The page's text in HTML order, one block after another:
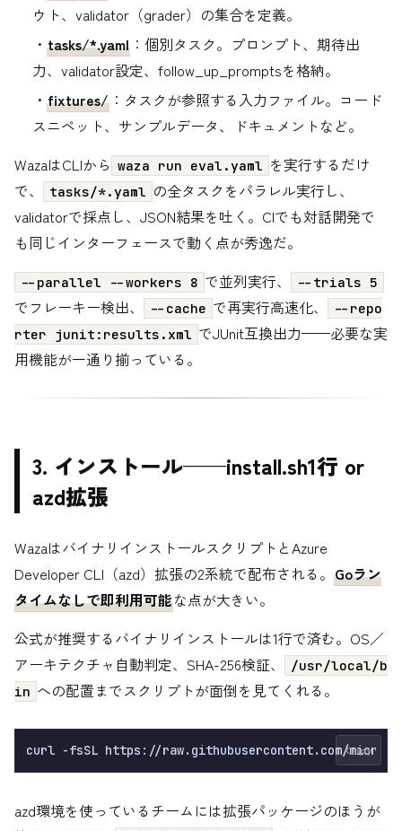
ウト、validator（grader）の集合を定義。
・ tasks/*.yaml ：個別タスク。プロンプト、期待出
力、validator設定、follow_up_promptsを格納。
・ fixtures/ ：タスクが参照する入力ファイル。コード
スニペット、サンプルデータ、ドキュメントなど。
WazaはCLIから waza run eval.yaml を実行するだけ
で、
tasks/*.yaml の全タスクをパラレル実行し、
validatorで採点し、JSON結果を吐く。CIでも対話開発で
も同じインターフェースで動く点が秀逸だ。
--parallel --workers 8 で並列実行、 --trials 5
でフレーキー検出、 --cache で再実行高速化、
--repo
rter junit:results.xml でJUnit互換出力——必要な実
用機能が一通り揃っている。
3. インストール——install.sh1行 or
azd拡張
WazaはバイナリインストールスクリプトとAzure
Developer CLI（azd）拡張の2系統で配布される。 Goラン
タイムなしで即利用可能な点が大きい。
公式が推奨するバイナリインストールは1行で済む。OS／
アーキテクチャ自動判定、SHA-256検証、
/usr/local/b
in への配置までスクリプトが面倒を見てくれる。
Copy
azd環境を使っているチームには拡張パッケージのほうが